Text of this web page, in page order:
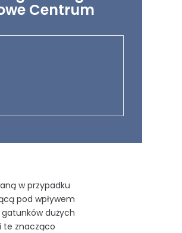
Centrum
w przypadku
pod wpływem
dużych
te znacząco